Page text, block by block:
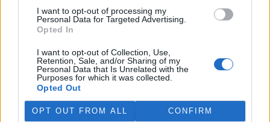
I want to opt-out of processing my
Personal Data for Targeted Advertising.
Opted In
I want to opt-out of Collection, Use,
Retention, Sale, and/or Sharing of my
Personal Data that Is Unrelated with the
Purposes for which it was collected.
Opted Out
OPT OUT FROM ALL CONFIRM
palubě nebyl. Píše o tom agentura AFP s odvoláním na islandskou
policii.
Záchranná stanice v Praze přijímá kvůli vedrům více
volně žijících zvířat
5.8.2026 17:40 | PRAHA (
teplotám pracovníci pražské